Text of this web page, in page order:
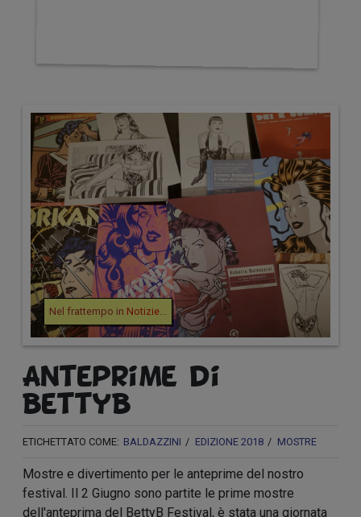
Nel frattempo in Notizie...
Anteprime di
BettyB
ETICHETTATO COME: BALDAZZINI EDIZIONE 2018 MOSTRE
Mostre e divertimento per le anteprime del nostro
festival. Il 2 Giugno sono partite le prime mostre
dell'anteprima del BettyB Festival, è stata una giornata